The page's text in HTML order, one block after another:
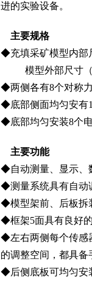
进的实验设备。
主要规格
◆充填采矿模型内部
模型外部尺寸（
◆两侧各有8个对称
◆底部侧面均匀安有
◆底部均匀安装8个
主要功能
◆自动测量、显示、
◆测量系统具有自动
◆模型架前、后板拆
◆框架5面具有良好
◆左右两侧每个传感
的调整空间，都具备
◆后侧底板可均匀安